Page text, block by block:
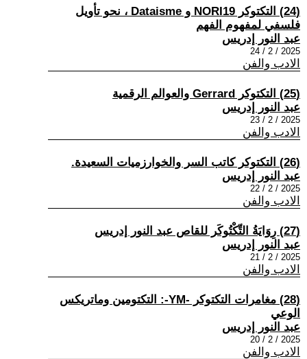
(24) التكتوكر NORI19 و Dataisme ، نحو تأويل
فلسفي لمفهوم الفهم
عبد النور إدريس
2025 / 2 / 24
الادب والفن
(25) التكتوكر Gerrard والعوالم الرقمية
عبد النور إدريس
2025 / 2 / 23
الادب والفن
(26) التكتوكر كاتب السر والخوارزميات السعيدة.
عبد النور إدريس
2025 / 2 / 22
الادب والفن
(27) رِوَايَةُ التِّكْتُوكَر للقاص عبد النور إدريس
عبد النور إدريس
2025 / 2 / 21
الادب والفن
(28) مغامرات التكتوكر -YM-: التكتومين وماتريكس
الوعي
عبد النور إدريس
2025 / 2 / 20
الادب والفن